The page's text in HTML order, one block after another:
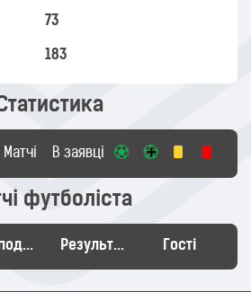
73
183
Матчі В заявці
футболіста
Господарі Результат Гості